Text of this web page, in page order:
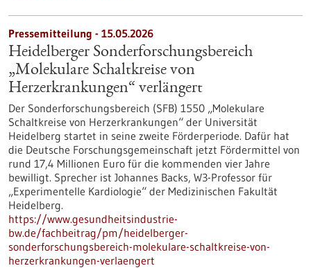
Pressemitteilung - 15.05.2026
Heidelberger Sonderforschungsbereich
„Molekulare Schaltkreise von
Herzerkrankungen“ verlängert
Der Sonderforschungsbereich (SFB) 1550 „Molekulare
Schaltkreise von Herzerkrankungen“ der Universität
Heidelberg startet in seine zweite Förderperiode. Dafür hat
die Deutsche Forschungsgemeinschaft jetzt Fördermittel von
rund 17,4 Millionen Euro für die kommenden vier Jahre
bewilligt. Sprecher ist Johannes Backs, W3-Professor für
„Experimentelle Kardiologie“ der Medizinischen Fakultät
Heidelberg.
https://www.gesundheitsindustrie-
bw.de/fachbeitrag/pm/heidelberger-
sonderforschungsbereich-molekulare-schaltkreise-von-
herzerkrankungen-verlaengert